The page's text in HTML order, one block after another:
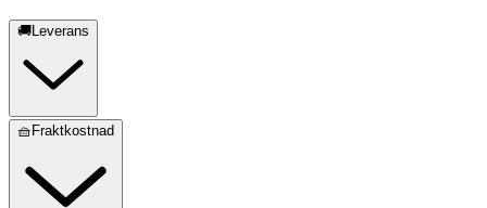
🚚Leverans
🧺Fraktkostnad